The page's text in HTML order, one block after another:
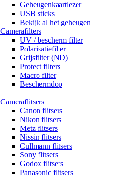
Geheugenkaartlezer
USB sticks
Bekijk al het geheugen
Camerafilters
UV / bescherm filter
Polarisatiefilter
Grijsfilter (ND)
Protect filters
Macro filter
Beschermdop
Cameraflitsers
Canon flitsers
Nikon flitsers
Metz flitsers
Nissin flitsers
Cullmann flitsers
Sony flitsers
Godox flitsers
Panasonic flitsers